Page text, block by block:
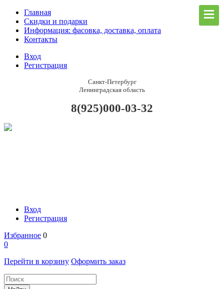
Главная
Скидки и подарки
Информация: фасовка, доставка, оплата
Контакты
Вход
Регистрация
Санкт-Петербург
Ленинградская область
8(925)000-03-32
Вход
Регистрация
Избранное 0
0
Перейти в корзину Оформить заказ